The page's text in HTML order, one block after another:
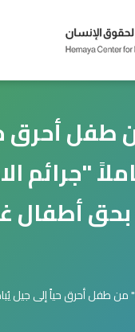
طفل أحرق
"جرائم
بحق أطفال
من طفل أحرق حياً إلى جيل